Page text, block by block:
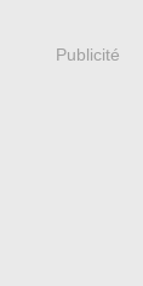
Publicité